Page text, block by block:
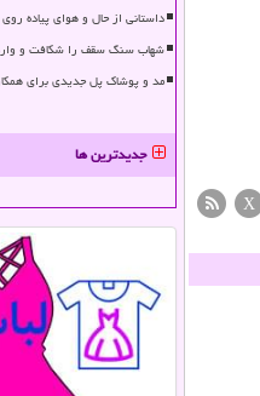
X
داستانی از حال و هوای پیاده
شهاب سنگ سقف را شکافت و
مد و پوشاک پل جدیدی برای
جدیدترین ها